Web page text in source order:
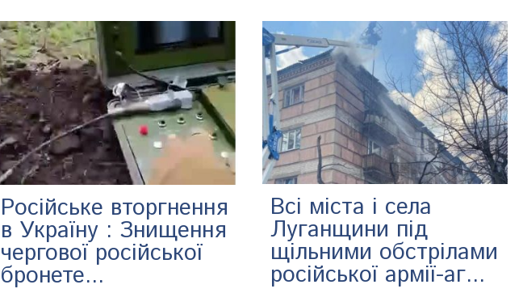
Російське вторгнення
в Україну : Знищення
чергової російської
бронете...
Всі міста і села
Луганщини під
щільними обстрілами
російської армії-аг...